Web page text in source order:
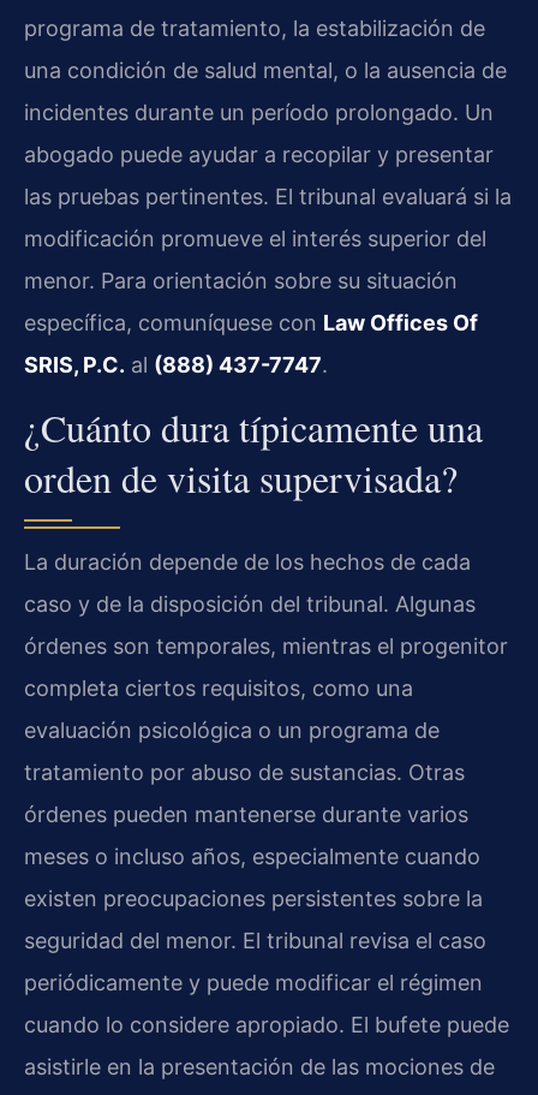
programa de tratamiento, la estabilización de
una condición de salud mental, o la ausencia de
incidentes durante un período prolongado. Un
abogado puede ayudar a recopilar y presentar
las pruebas pertinentes. El tribunal evaluará si la
modificación promueve el interés superior del
menor. Para orientación sobre su situación
específica, comuníquese con Law Offices Of
SRIS, P.C. al (888) 437-7747.
¿Cuánto dura típicamente una
orden de visita supervisada?
La duración depende de los hechos de cada
caso y de la disposición del tribunal. Algunas
órdenes son temporales, mientras el progenitor
completa ciertos requisitos, como una
evaluación psicológica o un programa de
tratamiento por abuso de sustancias. Otras
órdenes pueden mantenerse durante varios
meses o incluso años, especialmente cuando
existen preocupaciones persistentes sobre la
seguridad del menor. El tribunal revisa el caso
periódicamente y puede modificar el régimen
cuando lo considere apropiado. El bufete puede
asistirle en la presentación de las mociones de